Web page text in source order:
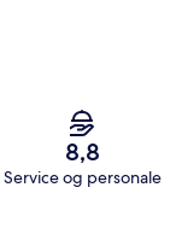
8,8
Service og personale